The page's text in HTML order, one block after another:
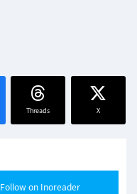
Threads X
Follow on Inoreader